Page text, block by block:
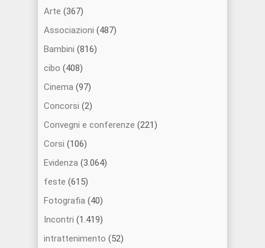
Arte (367)
Associazioni (487)
Bambini (816)
cibo (408)
Cinema (97)
Concorsi (2)
Convegni e conferenze (221)
Corsi (106)
Evidenza (3.064)
feste (615)
Fotografia (40)
Incontri (1.419)
intrattenimento (52)